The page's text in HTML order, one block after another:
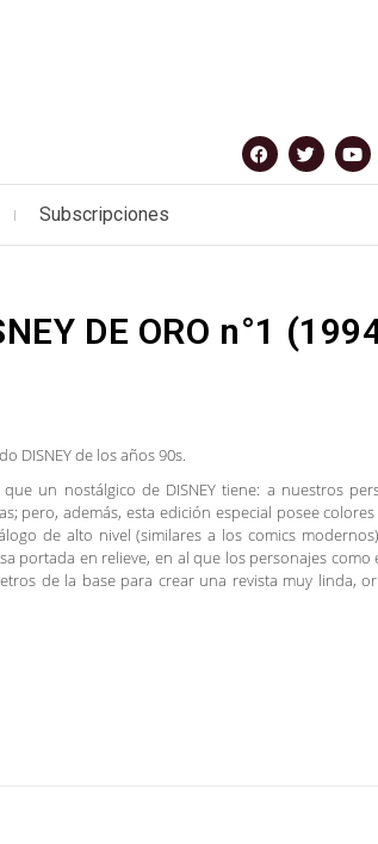
Subscripciones
DE ORO n°1
DISNEY de los años 90s.
un nostálgico de DISNEY tiene: a nuestros
pero, además, esta edición especial posee
de alto nivel (similares a los comics
portada en relieve, en al que los personajes como
de la base para crear una revista muy linda,